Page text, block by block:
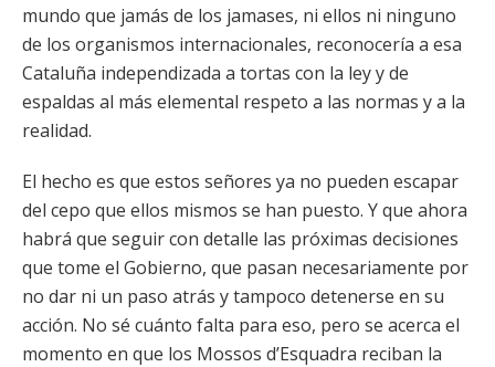
mundo que jamás de los jamases, ni ellos ni ninguno
de los organismos internacionales, reconocería a esa
Cataluña independizada a tortas con la ley y de
espaldas al más elemental respeto a las normas y a la
realidad.
El hecho es que estos señores ya no pueden escapar
del cepo que ellos mismos se han puesto. Y que ahora
habrá que seguir con detalle las próximas decisiones
que tome el Gobierno, que pasan necesariamente por
no dar ni un paso atrás y tampoco detenerse en su
acción. No sé cuánto falta para eso, pero se acerca el
momento en que los Mossos d’Esquadra reciban la